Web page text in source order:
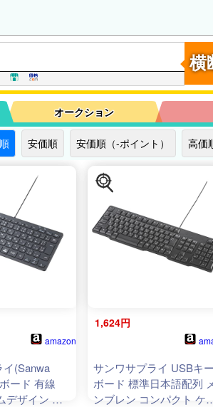
横
オークション
安価順 安価順（-ポイント） 高価
amazon
(Sanwa
ード 有線
デザイン 抗
1,624円
サンワサプライ USBキー
ボード 標準日本語配列
ンブレン コンパクト ケ